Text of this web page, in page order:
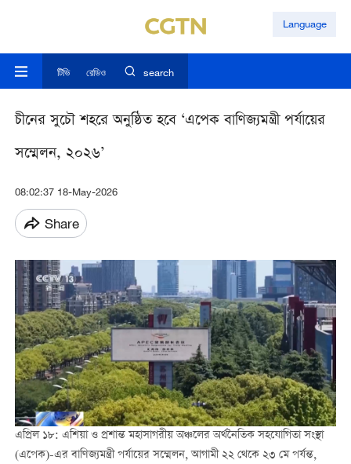
Language
টিভি রেডিও search
চীনের সুচৌ শহরে অনুষ্ঠিত হবে ‘এপেক বাণিজ্যমন্ত্রী পর্যায়ের
সম্মেলন, ২০২৬’
08:02:37 18-May-2026
Share
এপ্রিল ১৮: এশিয়া ও প্রশান্ত মহাসাগরীয় অঞ্চলের অর্থনৈতিক সহযোগিতা সংস্থা
(এপেক)-এর বাণিজ্যমন্ত্রী পর্যায়ের সম্মেলন, আগামী ২২ থেকে ২৩ মে পর্যন্ত,